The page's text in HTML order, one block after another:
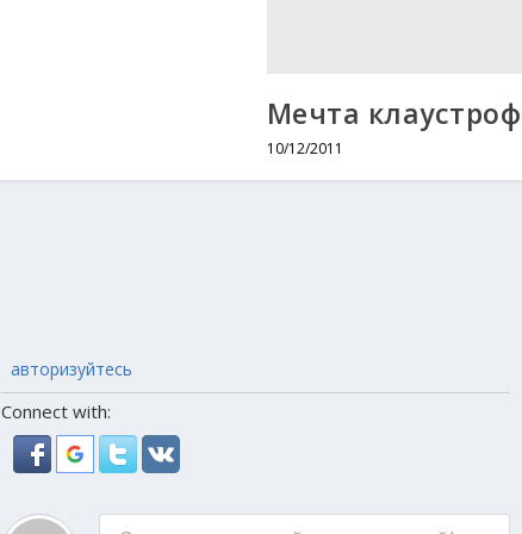
Мечта
10/12/2011
авторизуйтесь
Connect with: